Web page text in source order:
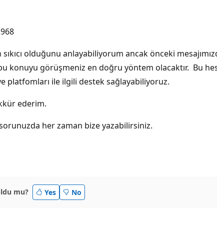
olduğunu anlayabiliyorum ancak önceki
konuyu görüşmeniz en doğru yöntem olacaktır. Bu
platfomları ile ilgili destek sağlayabiliyoruz.
ederim.
her zaman bize yazabilirsiniz.
mu? Yes No